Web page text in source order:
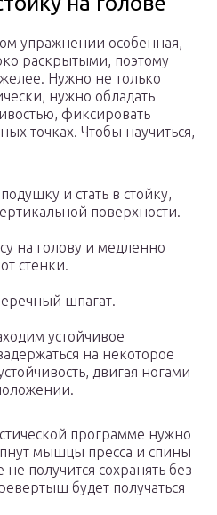
упражнении особенная,
раскрытыми, поэтому
Нужно не только
нужно обладать
фиксировать
точках. Чтобы научиться,
и стать в стойку,
поверхности.
на голову и медленно
стенки.
шпагат.
устойчивое
на некоторое
двигая ногами
программе нужно
мышцы пресса и спины
получится сохранять без
будет получаться